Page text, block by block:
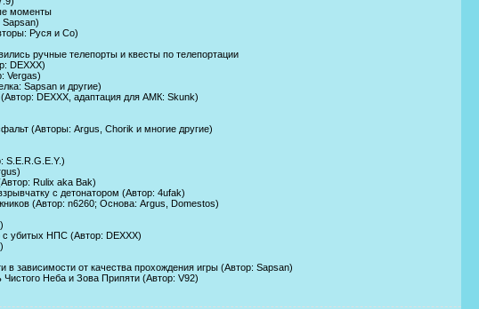
моменты
Sapsan)
Руся и Со)
ручные телепорты и квесты по телепортации
DEXXX)
Vergas)
Sapsan и другие)
DEXXX, адаптация для АМК: Skunk)
(Авторы: Argus, Chorik и многие другие)
S.E.R.G.E.Y.)
Rulix aka Bak)
с детонатором (Автор: 4ufak)
(Автор: n6260; Основа: Argus, Domestos)
с убитых НПС (Автор: DEXXX)
зависимости от качества прохождения игры (Автор: Sapsan)
Неба и Зова Припяти (Автор: V92)